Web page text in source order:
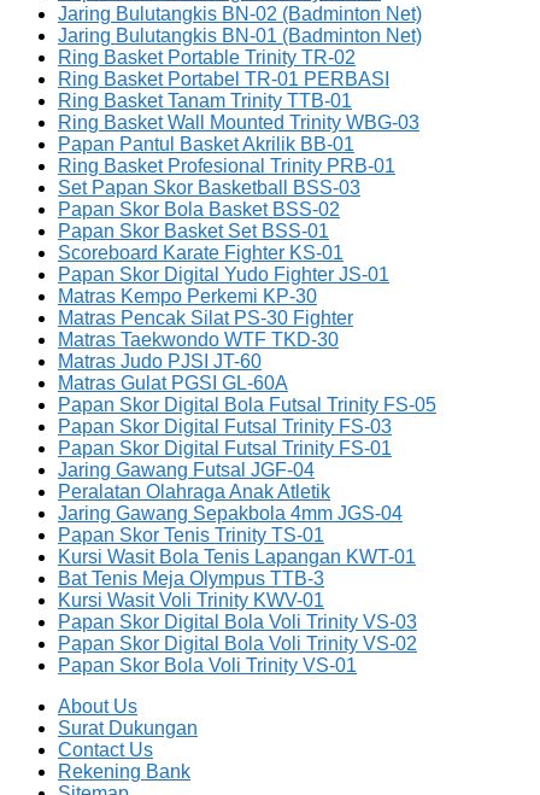
Jaring Bulutangkis BN-02 (Badminton Net)
Jaring Bulutangkis BN-01 (Badminton Net)
Ring Basket Portable Trinity TR-02
Ring Basket Portabel TR-01 PERBASI
Ring Basket Tanam Trinity TTB-01
Ring Basket Wall Mounted Trinity WBG-03
Papan Pantul Basket Akrilik BB-01
Ring Basket Profesional Trinity PRB-01
Set Papan Skor Basketball BSS-03
Papan Skor Bola Basket BSS-02
Papan Skor Basket Set BSS-01
Scoreboard Karate Fighter KS-01
Papan Skor Digital Yudo Fighter JS-01
Matras Kempo Perkemi KP-30
Matras Pencak Silat PS-30 Fighter
Matras Taekwondo WTF TKD-30
Matras Judo PJSI JT-60
Matras Gulat PGSI GL-60A
Papan Skor Digital Bola Futsal Trinity FS-05
Papan Skor Digital Futsal Trinity FS-03
Papan Skor Digital Futsal Trinity FS-01
Jaring Gawang Futsal JGF-04
Peralatan Olahraga Anak Atletik
Jaring Gawang Sepakbola 4mm JGS-04
Papan Skor Tenis Trinity TS-01
Kursi Wasit Bola Tenis Lapangan KWT-01
Bat Tenis Meja Olympus TTB-3
Kursi Wasit Voli Trinity KWV-01
Papan Skor Digital Bola Voli Trinity VS-03
Papan Skor Digital Bola Voli Trinity VS-02
Papan Skor Bola Voli Trinity VS-01
About Us
Surat Dukungan
Contact Us
Rekening Bank